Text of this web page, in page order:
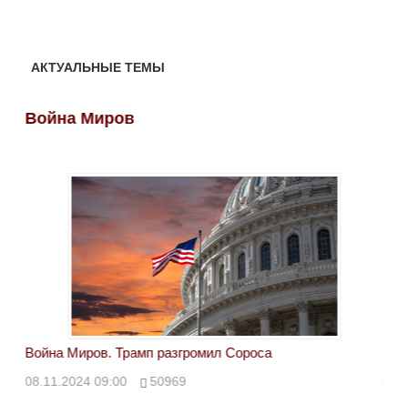
АКТУАЛЬНЫЕ ТЕМЫ
Война Миров
Война Миров. Трамп разгромил Сороса
08.11.2024 09:00 50969